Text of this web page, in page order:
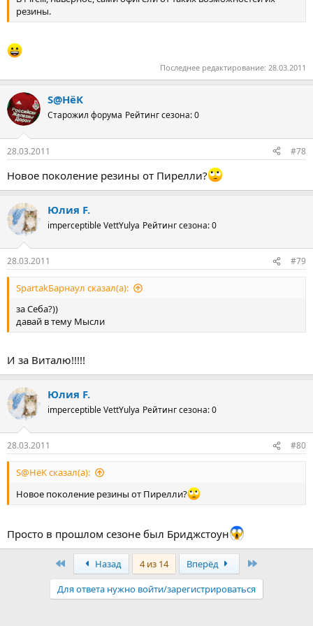
пилотирования уже привлек внимание многих команд. Он
очень талантлив. Но я буду удивлен, если он сможет повторить
резины.
Последнее редактирование: 28.03.2011
S@HёK
Старожил форума Рейтинг сезона: 0
28.03.2011 #78
Новое поколение резины от Пирелли?
Юлия F.
imperceptible VettYulya Рейтинг сезона: 0
28.03.2011 #79
SpartakБарнаул сказал(а):
за Себа?))
давай в тему Мысли
И за Виталю!!!!!
Юлия F.
imperceptible VettYulya Рейтинг сезона: 0
28.03.2011 #80
S@HёK сказал(а):
Новое поколение резины от Пирелли?
Просто в прошлом сезоне был Бриджстоун
ПервыйНазад 4 из 14 Вперёд
Для ответа нужно войти/зарегистрироваться